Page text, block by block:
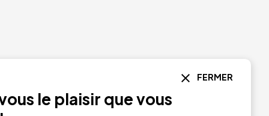
FERMER
le plaisir que vous